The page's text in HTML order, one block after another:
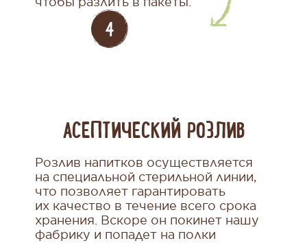
АСЕПТИЧЕСКИЙ РОЗЛИВ
Розлив напитков осуществляется
на специальной стерильной линии,
что позволяет гарантировать
их качество в течение всего срока
хранения. Вскоре он покинет нашу
фабрику и попадет на полки